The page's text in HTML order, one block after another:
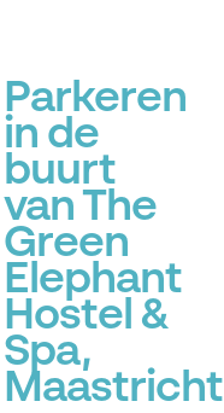
Parkeren
in de
buurt
van The
Green
Elephant
Hostel &
Spa,
Maastricht